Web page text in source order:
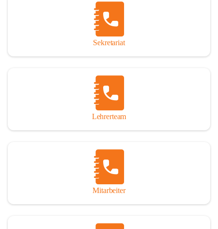
Sekretariat
Lehrerteam
Mitarbeiter